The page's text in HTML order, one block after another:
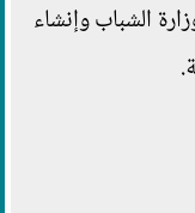
الشباب وإنشاء